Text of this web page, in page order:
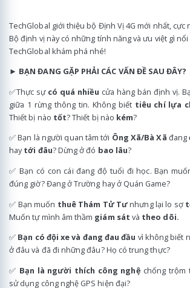
TechGlobal giới thiệu bộ Định Vị 4G mới nhất, cực
Bộ định vị này có những tính năng và ưu việt gì nổi
TechGlobal khám phá nhé!
► BẠN ĐANG GẶP PHẢI CÁC VẤN ĐỀ SAU ĐÂY?
✅Thực sự có quá nhiều cửa hàng bán định vị.
giữa 1 rừng thông tin. Không biết tiêu chí lựa
Thiết bị nào tốt? Thiết bị nào kém?
✅ Bạn là người quan tâm tới Ông Xã/Bà Xã đang
haytới đâu? Dừng ở đó bao lâu?
✅ Bạn có con cái đang độ tuổi đi học. Bạn
đúng giờ? Đang ở Trường hay ở Quán Game?
✅ Bạn muốn thuê Thám Tử Tưnhưng lại lo sợ
Muốn tự mình âm thầm giám sát và theo dõi.
✅ Bạn có đội xe và đang đau đầu vì không biết
ở đâu và đã đi những đâu? Họ có trung thực?
✅ Bạn là người thích công nghệ chống trộm
sử dụng công nghệ GPS hiện đại?